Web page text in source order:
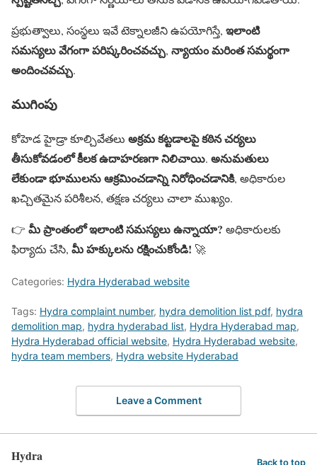
ప్రభుత్వాలు, సంస్థలు ఇవే టెక్నాలజీని ఉపయోగిస్తే, ఇలాంటి
సమస్యలు వేగంగా పరిష్కరించవచ్చు, న్యాయం మరింత సమర్థంగా
అందించవచ్చు.
ముగింపు
కోహెడ హైడ్రా కూల్చివేతలు అక్రమ కట్టడాలపై కఠిన చర్యలు
తీసుకోవడంలో కీలక ఉదాహరణగా నిలిచాయి. అనుమతులు
లేకుండా భూములను ఆక్రమించడాన్ని నిరోధించడానికి, అధికారుల
ఖచ్చితమైన పరిశీలన, తక్షణ చర్యలు చాలా ముఖ్యం.
👉 మీ ప్రాంతంలో ఇలాంటి సమస్యలు ఉన్నాయా? అధికారులకు
ఫిర్యాదు చేసి, మీ హక్కులను రక్షించుకోండి! 🚀
Categories: Hydra Hyderabad website
Tags: Hydra complaint number, hydra demolition list pdf, hydra
demolition map, hydra hyderabad list, Hydra Hyderabad map,
Hydra Hyderabad official website, Hydra Hyderabad website,
hydra team members, Hydra website Hyderabad
Leave a Comment
Hydra Back to top